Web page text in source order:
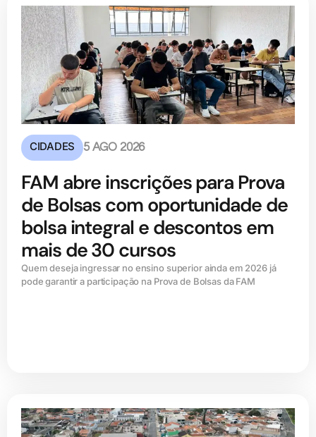
CIDADES 5 AGO 2026
FAM abre inscrições para Prova
de Bolsas com oportunidade de
bolsa integral e descontos em
mais de 30 cursos
Quem deseja ingressar no ensino superior ainda em 2026 já
pode garantir a participação na Prova de Bolsas da FAM